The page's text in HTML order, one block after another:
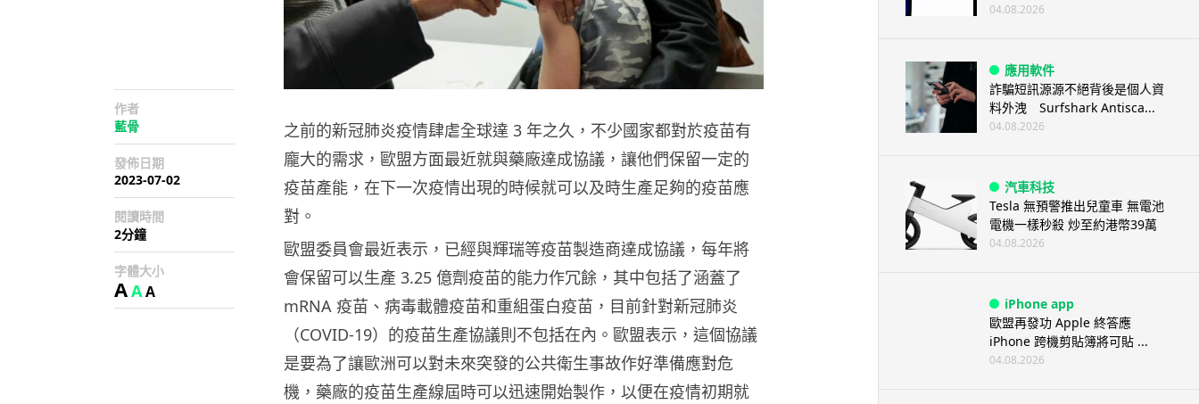
作者
藍骨
發佈日期
2023-07-02
閱讀時間
2分鐘
字體大小
AAA
之前的新冠肺炎疫情肆虐全球達 3 年之久，不少國家都對於疫苗有
龐大的需求，歐盟方面最近就與藥廠達成協議，讓他們保留一定的
疫苗產能，在下一次疫情出現的時候就可以及時生產足夠的疫苗應
對。
歐盟委員會最近表示，已經與輝瑞等疫苗製造商達成協議，每年將
會保留可以生產 3.25 億劑疫苗的能力作冗餘，其中包括了涵蓋了
mRNA 疫苗、病毒載體疫苗和重組蛋白疫苗，目前針對新冠肺炎
（COVID-19）的疫苗生產協議則不包括在內。歐盟表示，這個協議
是要為了讓歐洲可以對未來突發的公共衛生事故作好準備應對危
機，藥廠的疫苗生產線屆時可以迅速開始製作，以便在疫情初期就
04.08.2026
應用軟件
詐騙短訊源源不絕背後是個人資
料外洩 Surfshark Antisca...
04.08.2026
汽車科技
Tesla 無預警推出兒童車 無電池
電機一樣秒殺 炒至約港幣39萬
04.08.2026
iPhone app
歐盟再發功 Apple 終答應
iPhone 跨機剪貼簿將可貼 ...
04.08.2026